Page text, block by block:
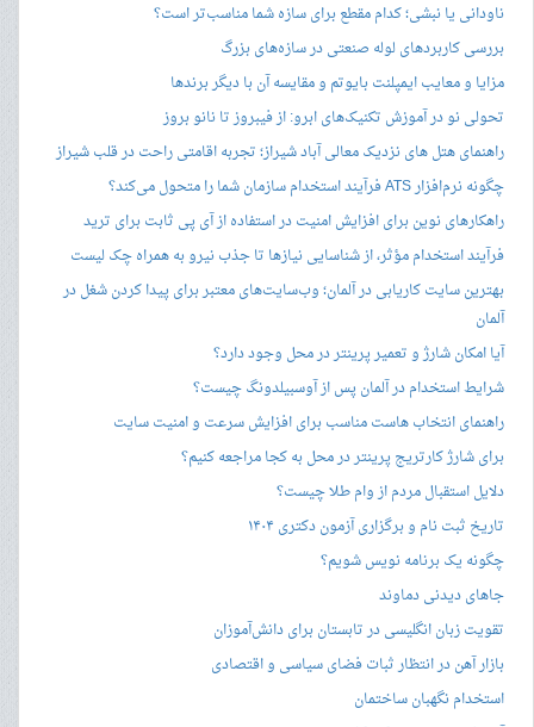
ناودانی یا نبشی؛ کدام مقطع برای سازه شما مناسب‌تر است؟
بررسی کاربردهای لوله صنعتی در سازه‌های بزرگ
مزایا و معایب ایمپلنت بایوتم و مقایسه آن با دیگر برندها
تحولی نو در آموزش تکنیک‌های ابرو: از فیبروز تا نانو بروز
راهنمای هتل های نزدیک معالی آباد شیراز؛ تجربه اقامتی راحت در قلب شیراز
چگونه نرم‌افزار ATS فرآیند استخدام سازمان شما را متحول می‌کند؟
راهکارهای نوین برای افزایش امنیت در استفاده از آی پی ثابت برای ترید
فرآیند استخدام مؤثر، از شناسایی نیازها تا جذب نیرو به همراه چک لیست
بهترین سایت کاریابی در آلمان؛ وب‌سایت‌های معتبر برای پیدا کردن شغل در
آلمان
آیا امکان شارژ و تعمیر پرینتر در محل وجود دارد؟
شرایط استخدام در آلمان پس از آوسبیلدونگ چیست؟
راهنمای انتخاب هاست مناسب برای افزایش سرعت و امنیت سایت
برای شارژ کارتریج پرینتر در محل به کجا مراجعه کنیم؟
دلایل استقبال مردم از وام طلا چیست؟
تاریخ ثبت نام و برگزاری آزمون دکتری ۱۴۰۴
چگونه یک برنامه نویس شویم؟
جاهای دیدنی دماوند
تقویت زبان انگلیسی در تابستان برای دانش‌آموزان
بازار آهن در انتظار ثبات فضای سیاسی و اقتصادی
استخدام نگهبان ساختمان